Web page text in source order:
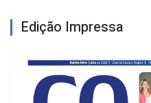
Edição Impressa